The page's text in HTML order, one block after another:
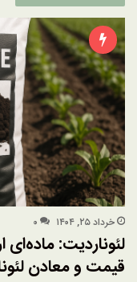
خرداد ۲۵, ۱۴۰۴ ۰
لئوناردیت:
قیمت و معادن